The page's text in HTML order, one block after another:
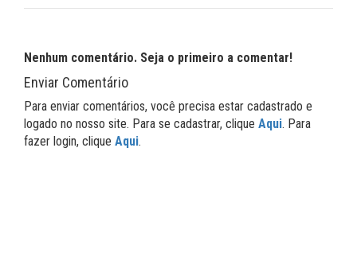
Nenhum comentário. Seja o primeiro a comentar!
Enviar Comentário
Para enviar comentários, você precisa estar cadastrado e
logado no nosso site. Para se cadastrar, clique Aqui. Para
fazer login, clique Aqui.